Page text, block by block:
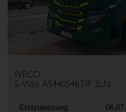
IVECO
S-Way AS440S46T/P 2LN
Erstzulassung